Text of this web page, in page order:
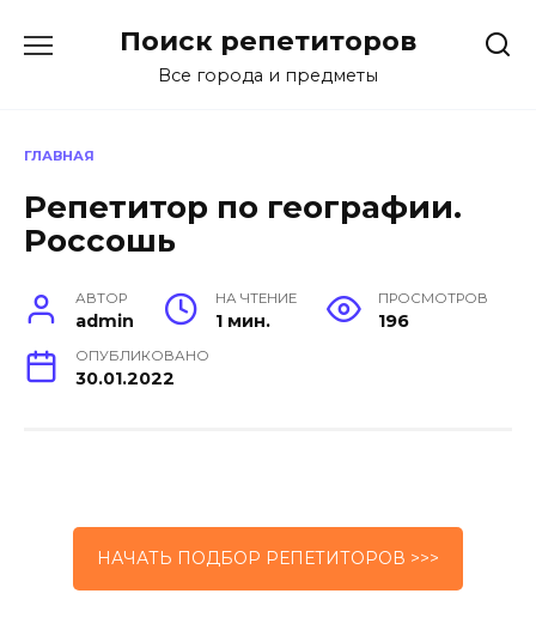
Поиск репетиторов
Все города и предметы
ГЛАВНАЯ
Репетитор по географии.
Россошь
АВТОР
admin
НА ЧТЕНИЕ
1 мин.
ПРОСМОТРОВ
196
ОПУБЛИКОВАНО
30.01.2022
НАЧАТЬ ПОДБОР РЕПЕТИТОРОВ >>>